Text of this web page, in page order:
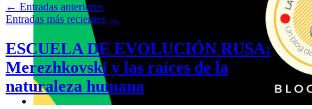
← Entradas anteriores
Entradas más recientes →
ESCUELA DE EVOLUCIÓN RUSA:
Merezhkovski y las raíces de la
naturaleza humana